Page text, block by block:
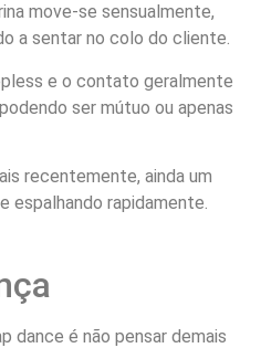
move-se sensualmente,
a sentar no colo do cliente.
e o contato geralmente
ser mútuo ou apenas
recentemente, ainda um
espalhando rapidamente.
dance é não pensar demais